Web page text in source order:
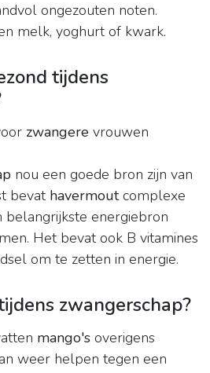
ongezouten noten.
melk, yoghurt of kwark.
tijdens
zwangere vrouwen
nou een goede bron zijn van
bevat havermoutcomplexe
belangrijkste energiebron
Het bevat ook B vitamines
om te zetten in energie.
zwangerschap?
mango's overigens
weer helpen tegen een